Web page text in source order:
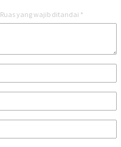
Ruas yang wajib ditandai *